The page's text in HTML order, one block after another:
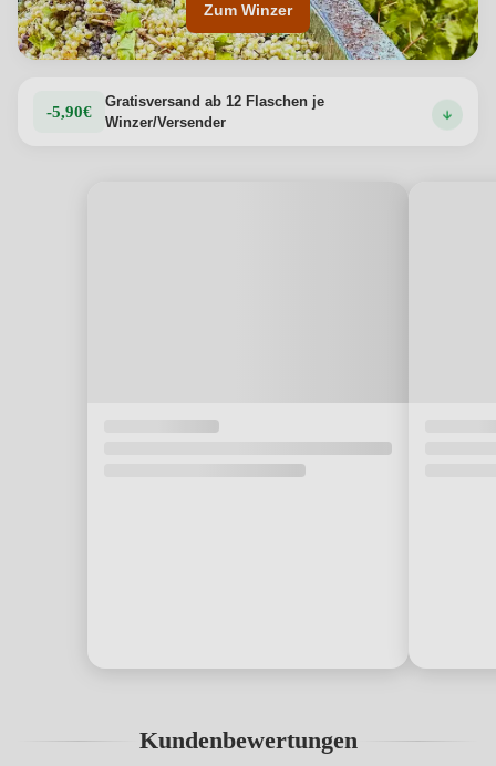
Zum Winzer
-5,90€
Gratisversand ab 12 Flaschen je
Winzer/Versender
Kundenbewertungen